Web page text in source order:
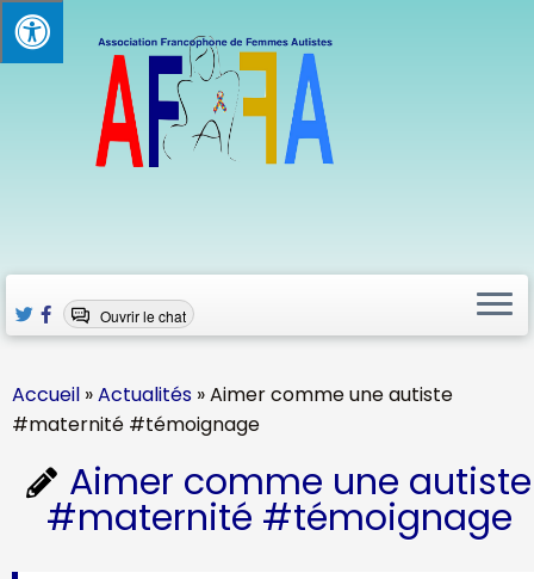
Passer
au
Ouvrir le chat
Accueil »Actualités »Aimer comme une autiste
#maternité #témoignage
Aimer comme une autiste
#maternité #témoignage